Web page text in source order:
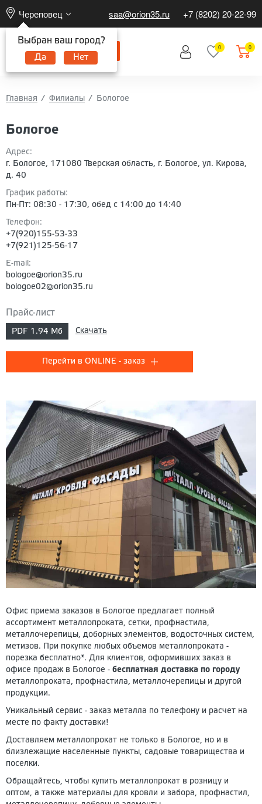
Череповец
Выбран ваш город?
Да Нет
saa@orion35.ru +7 (8202) 20-22-99
0 0
Главная Филиалы Бологое
Бологое
Адрес:
г. Бологое, 171080 Тверская область, г. Бологое, ул. Кирова,
д. 40
График работы:
Пн-Пт: 08:30 - 17:30, обед с 14:00 до 14:40
Телефон:
+7(920)155-53-33
+7(921)125-56-17
E-mail:
bologoe@orion35.ru
bologoe02@orion35.ru
Прайс-лист
PDF 1.94 Мб Скачать
Перейти в ONLINE - заказ
Офис приема заказов в Бологое предлагает полный
ассортимент металлопроката, сетки, профнастила,
металлочерепицы, доборных элементов, водосточных систем,
метизов. При покупке любых объемов металлопроката -
порезка бесплатно*. Для клиентов, оформивших заказ в
офисе продаж в Бологое - бесплатная доставка по городу
металлопроката, профнастила, металлочерепицы и другой
продукции.
Уникальный сервис - заказ металла по телефону и расчет на
месте по факту доставки!
Доставляем металлопрокат не только в Бологое, но и в
близлежащие населенные пункты, садовые товарищества и
поселки.
Обращайтесь, чтобы купить металлопрокат в розницу и
оптом, а также материалы для кровли и забора, профнастил,